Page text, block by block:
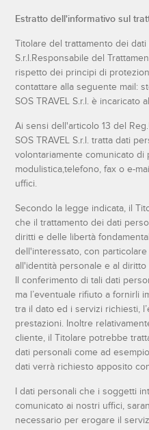
Estratto dell'informativo sul
Titolare del trattamento dei dati
S.r.l.Responsabile del
rispetto dei principi di
contattare alla seguente mail:
SOS TRAVEL S.r.l. è incaricato
Ai sensi dell'articolo 13 del
SOS TRAVEL S.r.l. tratta dati
volontariamente comunicato di
modulistica,telefono, fax o e-
uffici.
Secondo la legge indicata, il
che il trattamento dei dati
diritti e delle libertà
dell'interessato, con
all'identità personale e al
Il conferimento di tali dati
ma l’eventuale rifiuto a fornirli
tra il dato ed i servizi richiesti,
prestazioni. Inoltre
cliente, il Titolare potrebbe
dati personali come ad
dati verrà richiesto apposito
I dati personali che i soggetti
comunicato ai nostri uffici,
necessario per erogare il